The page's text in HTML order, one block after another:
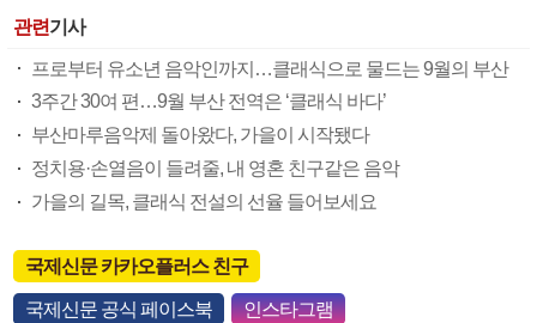
관련기사
프로부터 유소년 음악인까지…클래식으로 물드는 9월의 부산
3주간 30여 편…9월 부산 전역은 ‘클래식 바다’
부산마루음악제 돌아왔다, 가을이 시작됐다
정치용·손열음이 들려줄, 내 영혼 친구같은 음악
가을의 길목, 클래식 전설의 선율 들어보세요
국제신문 카카오플러스 친구
국제신문 공식 페이스북 인스타그램